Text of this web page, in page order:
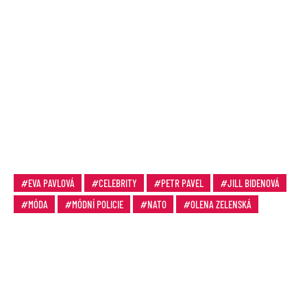
EVA PAVLOVÁ CELEBRITY PETR PAVEL
JILL BIDENOVÁ
MÓDA
MÓDNÍ POLICIE NATO OLENA ZELENSKÁ